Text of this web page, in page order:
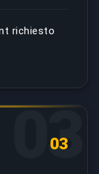
richiesto
03
03